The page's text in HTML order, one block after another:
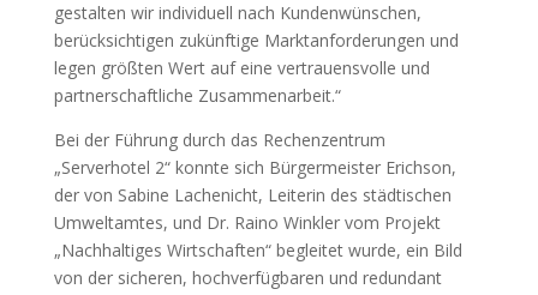
gestalten wir individuell nach Kundenwünschen,
berücksichtigen zukünftige Marktanforderungen und
legen größten Wert auf eine vertrauensvolle und
partnerschaftliche Zusammenarbeit.“
Bei der Führung durch das Rechenzentrum
„Serverhotel 2“ konnte sich Bürgermeister Erichson,
der von Sabine Lachenicht, Leiterin des städtischen
Umweltamtes, und Dr. Raino Winkler vom Projekt
„Nachhaltiges Wirtschaften“ begleitet wurde, ein Bild
von der sicheren, hochverfügbaren und redundant